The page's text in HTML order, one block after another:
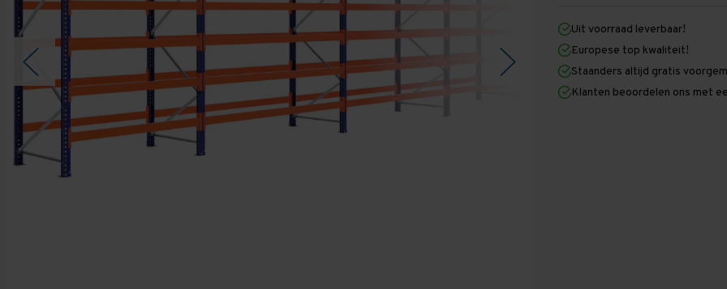
2.500
mm
x
38.300
mm
x
1.100
2.500
mm
x
38.300
mm
x
1.100
Uit voorraad leverbaar!
Europese top kwaliteit!
Staanders altijd gratis
Klanten beoordelen ons met